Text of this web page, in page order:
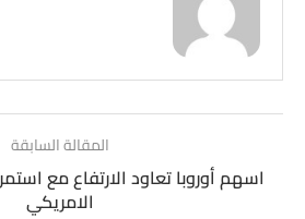
المقالة السابقة
اسهم أوروبا تعاود الارتفاع مع
الامريكي